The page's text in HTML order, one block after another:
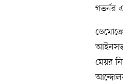
গভর্নর
মেয়র